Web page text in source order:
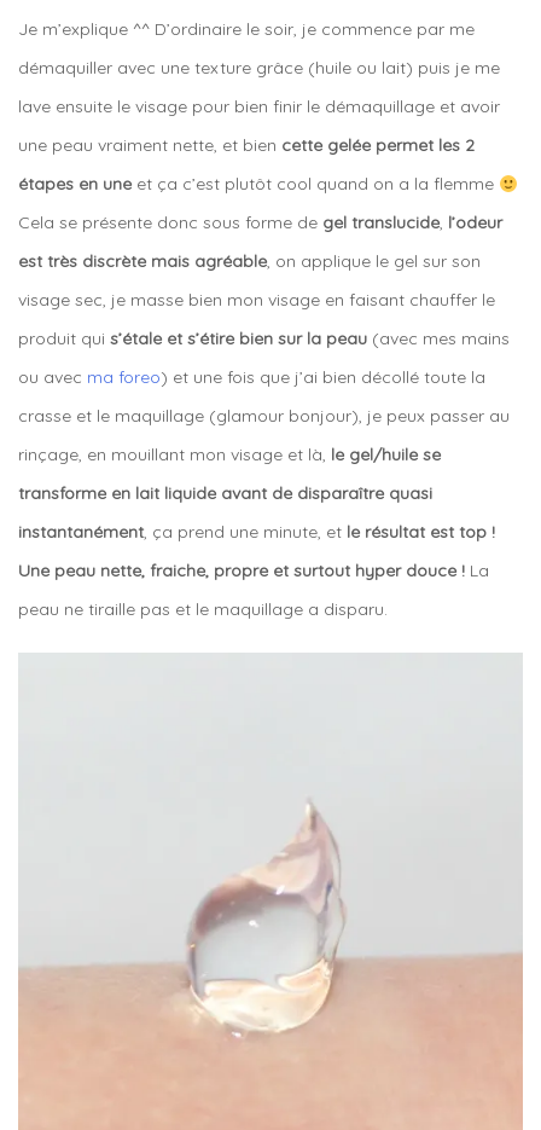
Je m’explique ^^ D’ordinaire le soir, je commence par me
démaquiller avec une texture grâce (huile ou lait) puis je me
lave ensuite le visage pour bien finir le démaquillage et avoir
une peau vraiment nette, et bien cette gelée permet les 2
étapes en une et ça c’est plutôt cool quand on a la flemme
Cela se présente donc sous forme de gel translucide, l’odeur
est très discrète mais agréable, on applique le gel sur son
visage sec, je masse bien mon visage en faisant chauffer le
produit qui s’étale et s’étire bien sur la peau (avec mes mains
ou avec ma foreo) et une fois que j’ai bien décollé toute la
crasse et le maquillage (glamour bonjour), je peux passer au
rinçage, en mouillant mon visage et là, le gel/huile se
transforme en lait liquide avant de disparaître quasi
instantanément, ça prend une minute, et le résultat est top !
Une peau nette, fraiche, propre et surtout hyper douce ! La
peau ne tiraille pas et le maquillage a disparu.